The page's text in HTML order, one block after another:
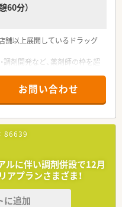
60分）
舗以上展開しているドラッグ
調剤開発など、薬剤師の枠を超
には、スリークオーター制度
事いただくことも出来ます。
お問い合わせ
86639
ルに伴い調剤併設で12月
プランさまざま！
に追加